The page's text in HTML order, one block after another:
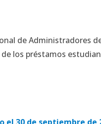
de Administradores
los préstamos